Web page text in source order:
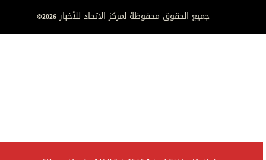
جميع الحقوق محفوظة لمركز الاتحاد للأخبار 2026©